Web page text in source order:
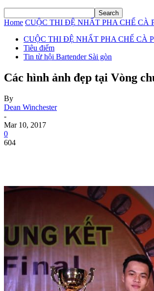
Home CUỘC THI ĐỆ NHẤT PHA CHẾ CÀ
CUỘC THI ĐỆ NHẤT PHA CHẾ CÀ
Tiêu điểm
Tin từ hội Bartender Sài gòn
Các hình ảnh đẹp tại Vòng
By
Dean Winchester
-
Mar 10, 2017
0
604